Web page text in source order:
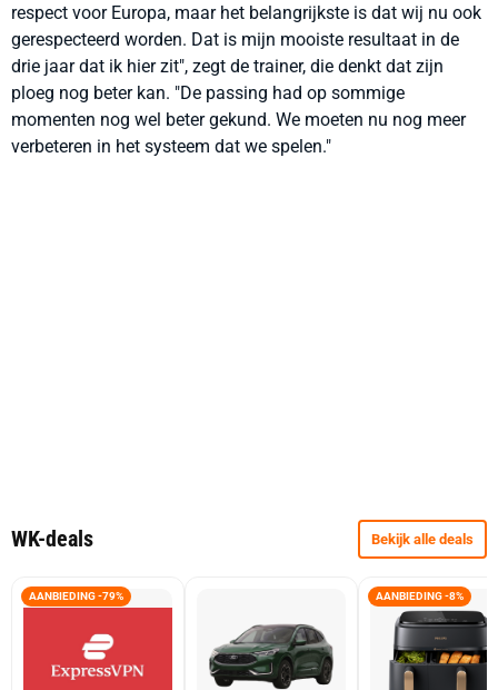
respect voor Europa, maar het belangrijkste is dat wij nu ook
gerespecteerd worden. Dat is mijn mooiste resultaat in de
drie jaar dat ik hier zit", zegt de trainer, die denkt dat zijn
ploeg nog beter kan. "De passing had op sommige
momenten nog wel beter gekund. We moeten nu nog meer
verbeteren in het systeem dat we spelen."
WK-deals Bekijk alle deals
AANBIEDING -79% AANBIEDING -8%